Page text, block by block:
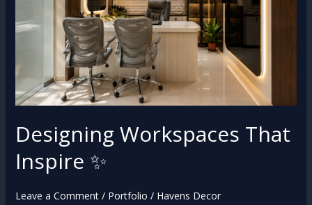
Designing Workspaces That
Inspire ✨
Leave a Comment / Portfolio / Havens Decor